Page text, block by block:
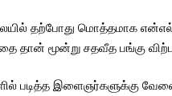
தற்போது மொத்தமாக
தான் மூன்று சதவீத பங்கு
படித்த இளைஞர்களுக்கு